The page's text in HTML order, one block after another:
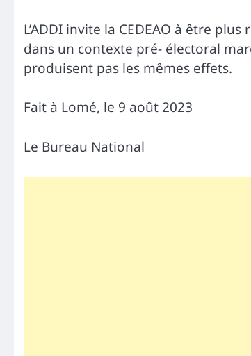
L’ADDI invite la CEDEAO à être
dans un contexte pré- électoral
produisent pas les mêmes effets.
Fait à Lomé, le 9 août 2023
Le Bureau National